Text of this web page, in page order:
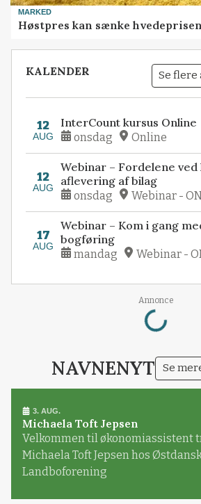
MARKED
Høstpres kan sænke
KALENDER Se
12
AUG
InterCount kursus Online
onsdag Online
12
AUG
Webinar – Fordelene ved
aflevering af bilag
onsdag Webinar -
17
AUG
Webinar – Kom i gang
bogføring
mandag Webinar -
Annonce
Loading...
NAVNENYT Se
3. AUG.
Michaela Toft Jepsen
Velkommen til økonomiassistent
Michaela Toft Jepsen hos
Landboforening